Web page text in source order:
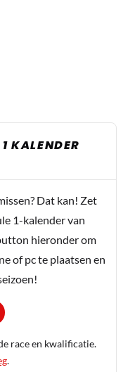
KALENDER
Dat kan! Zet
1-kalender van
hieronder om
of pc te plaatsen en
race en kwalificatie.
.